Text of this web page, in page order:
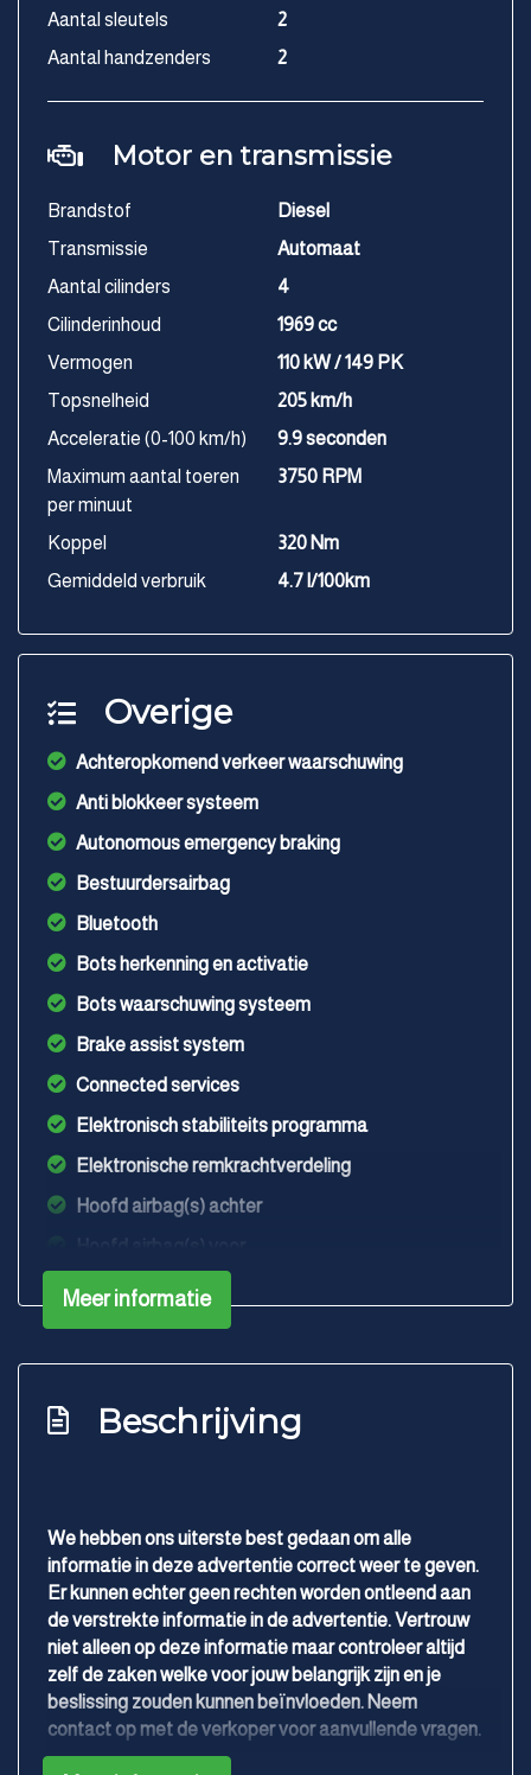
Aantal sleutels
2
Aantal handzenders
2
Motor en transmissie
Brandstof
Diesel
Transmissie
Automaat
Aantal cilinders
4
Cilinderinhoud
1969 cc
Vermogen
110 kW / 149 PK
Topsnelheid
205 km/h
Acceleratie (0-100 km/h)
9.9 seconden
Maximum aantal toeren
per minuut
3750 RPM
Koppel
320 Nm
Gemiddeld verbruik
4.7 l/100km
Overige
Achteropkomend verkeer waarschuwing
Anti blokkeer systeem
Autonomous emergency braking
Bestuurdersairbag
Bluetooth
Bots herkenning en activatie
Bots waarschuwing systeem
Brake assist system
Connected services
Elektronisch stabiliteits programma
Elektronische remkrachtverdeling
Hoofd airbag(s) achter
Keyless start
Kruisend verkeer detectie
Passagiersairbag
Rijstrooksensor met correctie
Volledig digitaal instrumentenpaneel
Zij airbag(s) achter
Zij airbag(s) voor
Interieur
Achterbank in delen neerklapbaar
Armsteun achter
Meer informatie
Beschrijving
We hebben ons uiterste best gedaan om alle
informatie in deze advertentie correct weer te geven.
Er kunnen echter geen rechten worden ontleend aan
de verstrekte informatie in de advertentie. Vertrouw
niet alleen op deze informatie maar controleer altijd
zelf de zaken welke voor jouw belangrijk zijn en je
beslissing zouden kunnen beïnvloeden. Neem
contact op met de verkoper voor aanvullende vragen.